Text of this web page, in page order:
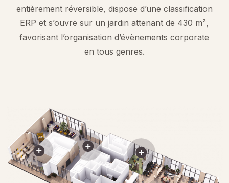
entièrement réversible, dispose d’une classification
ERP et s’ouvre sur un jardin attenant de 430 m²,
favorisant l’organisation d’évènements corporate
en tous genres.
Close
Close
Close
Close